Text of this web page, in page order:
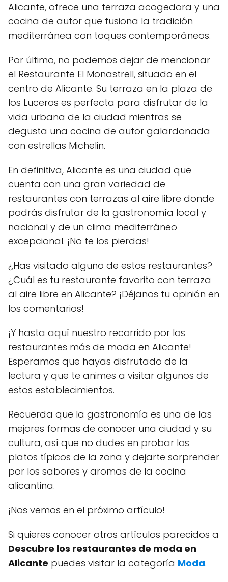
Alicante, ofrece una terraza acogedora y una
cocina de autor que fusiona la tradición
mediterránea con toques contemporáneos.
Por último, no podemos dejar de mencionar
el Restaurante El Monastrell, situado en el
centro de Alicante. Su terraza en la plaza de
los Luceros es perfecta para disfrutar de la
vida urbana de la ciudad mientras se
degusta una cocina de autor galardonada
con estrellas Michelin.
En definitiva, Alicante es una ciudad que
cuenta con una gran variedad de
restaurantes con terrazas al aire libre donde
podrás disfrutar de la gastronomía local y
nacional y de un clima mediterráneo
excepcional. ¡No te los pierdas!
¿Has visitado alguno de estos restaurantes?
¿Cuál es tu restaurante favorito con terraza
al aire libre en Alicante? ¡Déjanos tu opinión en
los comentarios!
¡Y hasta aquí nuestro recorrido por los
restaurantes más de moda en Alicante!
Esperamos que hayas disfrutado de la
lectura y que te animes a visitar algunos de
estos establecimientos.
Recuerda que la gastronomía es una de las
mejores formas de conocer una ciudad y su
cultura, así que no dudes en probar los
platos típicos de la zona y dejarte sorprender
por los sabores y aromas de la cocina
alicantina.
¡Nos vemos en el próximo artículo!
Si quieres conocer otros artículos parecidos a
Descubre los restaurantes de moda en
Alicante puedes visitar la categoría Moda.